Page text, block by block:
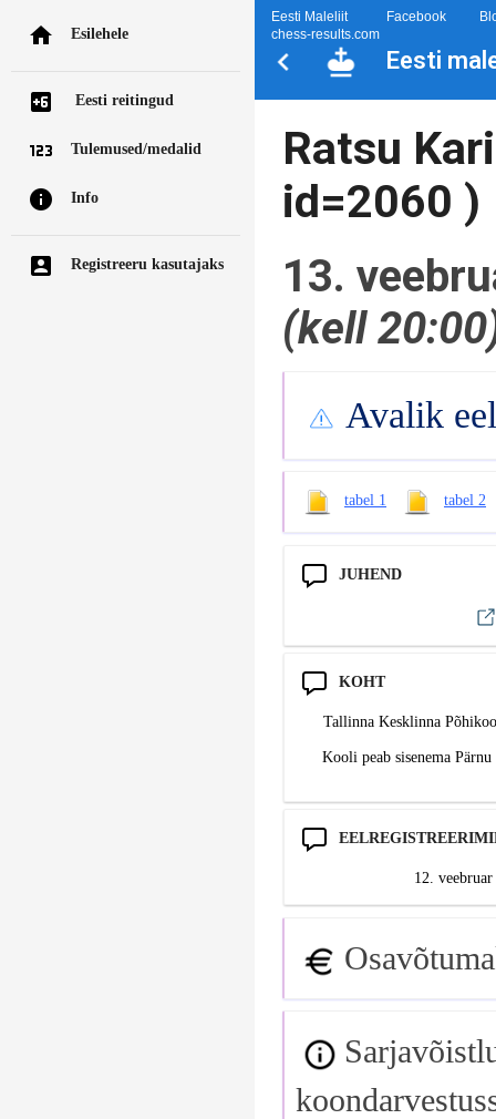
Esilehele
Eesti reitingud
Tulemused/medalid
Info
Registreeru kasutajaks
Eesti Maleliit Facebook
chess-results.com
Eesti
Ratsu
id=2060 )
13.
(kell
Avalik
tabel 1 tabel 2
JUHEND
KOHT
Tallinna Kesklinna
Kooli peab sisenema Pärnu
12.